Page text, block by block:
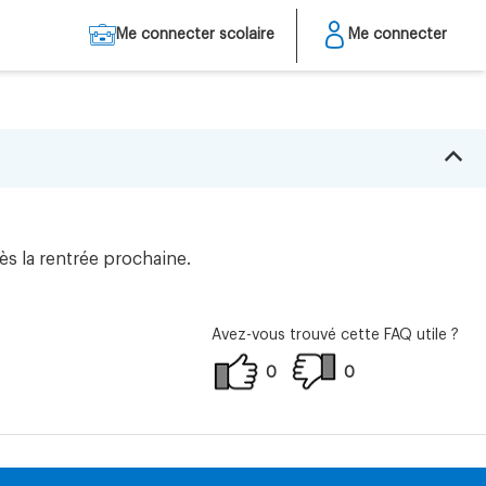
B
la rentrée prochaine.
Avez-vous trouvé cette FAQ utile ?
0 0
Me connecter scolaire Me connecter